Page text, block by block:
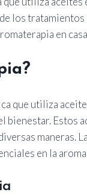
los
en
que utiliza
bienestar. Estos
maneras.
en la